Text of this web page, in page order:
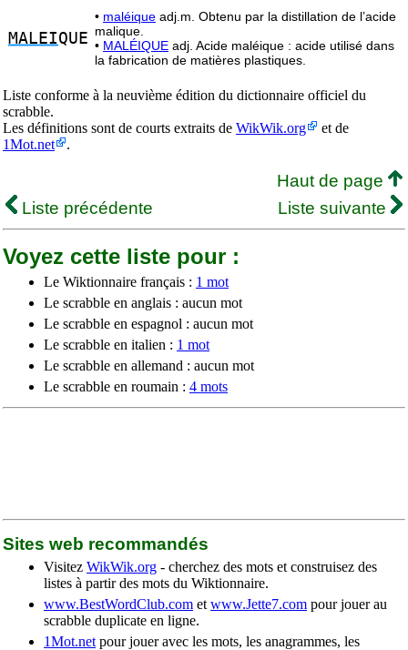
MALEIQUE
• maléique adj.m. Obtenu par la distillation de l’acide
malique.
• MALÉIQUE adj. Acide maléique : acide utilisé dans
la fabrication de matières plastiques.
Liste conforme à la neuvième édition du dictionnaire officiel du
scrabble.
Les définitions sont de courts extraits de WikWik.org
et de
1Mot.net
.
Haut de page
Liste précédente
Liste suivante
Voyez cette liste pour :
Le Wiktionnaire français : 1 mot
Le scrabble en anglais : aucun mot
Le scrabble en espagnol : aucun mot
Le scrabble en italien : 1 mot
Le scrabble en allemand : aucun mot
Le scrabble en roumain : 4 mots
Sites web recommandés
Visitez WikWik.org - cherchez des mots et construisez des
listes à partir des mots du Wiktionnaire.
www.BestWordClub.com et www.Jette7.com pour jouer au
scrabble duplicate en ligne.
1Mot.net pour jouer avec les mots, les anagrammes, les